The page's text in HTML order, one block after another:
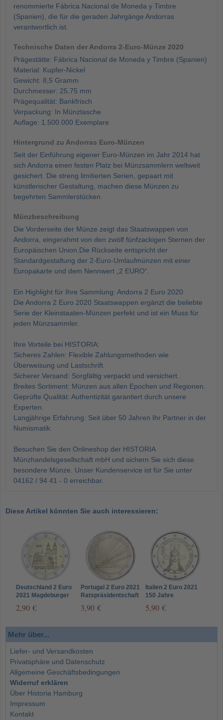
renommierte Fábrica Nacional de Moneda y Timbre
(Spanien), die für die geraden Jahrgänge Andorras
verantwortlich ist.
Technische Daten der Andorra 2-Euro-Münze 2020
Prägestätte: Fábrica Nacional de Moneda y Timbre (Spanien)
Material: Kupfer-Nickel
Gewicht: 8,5 Gramm
Durchmesser: 25,75 mm
Prägequalität: Bankfrisch
Verpackung: In Münztasche
Auflage: 1.500.000 Exemplare
Hintergrund zu Andorras Euro-Münzen
Seit der Einführung eigener Euro-Münzen im Jahr 2014 hat
sich Andorra einen festen Platz bei Münzsammlern weltweit
gesichert. Die streng limitierten Serien, gepaart mit
künstlerischer Gestaltung, machen diese Münzen zu
begehrten Sammlerstücken.
Münzbeschreibung
Die Vorderseite der Münze zeigt das Staatswappen von
Andorra, eingerahmt von den zwölf fünfzackigen Sternen der
Europäischen Union.Die Rückseite entspricht der
Standardgestaltung der 2-Euro-Umlaufmünzen mit einer
Europakarte und dem Nennwert „2 EURO“.
Ein Highlight für Ihre Sammlung: Andorra 2 Euro 2020
Die Andorra 2 Euro 2020 Staatswappen ergänzt die beliebte
Serie der Kleinstaaten-Münzen perfekt und ist ein Muss für
jeden Münzsammler.
Ihre Vorteile bei HISTORIA:
Sicheres Zahlen: Flexible Zahlungsmethoden wie
Überweisung und Lastschrift.
Sicherer Versand: Sorgfältig verpackt und versichert.
Breites Sortiment: Münzen aus allen Epochen und Regionen.
Geprüfte Qualität: Authentizität garantiert durch unsere
Experten.
Langjährige Erfahrung: Seit über 50 Jahren Ihr Partner in der
Numismatik.
Besuchen Sie den Onlineshop der HISTORIA
Münzhandelsgesellschaft mbH und sichern Sie sich diese
besondere Münze. Unser Kundenservice ist für Sie unter
04162 / 94 41 - 0 erreichbar.
Diese Artikel könnten Sie auch interessieren:
Deutschland 2 Euro
2021 Magdeburger
Anhalt
2,90 €
Portugal 2 Euro 2021
Ratspräsidentschaft
3,90 €
Italien 2 Euro 2021
150 Jahre
5,90 €
Mehr über...
Liefer- und Versandkosten
Privatsphäre und Datenschutz
Allgemeine Geschäftsbedingungen
Widerruf erklären
Über Historia Hamburg
Impressum
Kontakt